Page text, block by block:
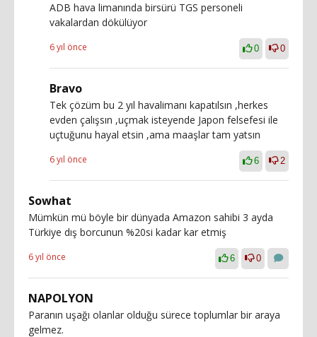
ADB hava limanında birsürü TGS personeli
vakalardan dökülüyor
6 yıl önce 0 0
Bravo
Tek çözüm bu 2 yıl havalimanı kapatılsın ,herkes
evden çalışsın ,uçmak isteyende Japon felsefesi ile
uçtuğunu hayal etsin ,ama maaşlar tam yatsın
6 yıl önce 6 2
Sowhat
Mümkün mü böyle bir dünyada Amazon sahibi 3 ayda
Türkiye dış borcunun %20si kadar kar etmiş
6 yıl önce 6 0
NAPOLYON
Paranın uşağı olanlar olduğu sürece toplumlar bir araya
gelmez.